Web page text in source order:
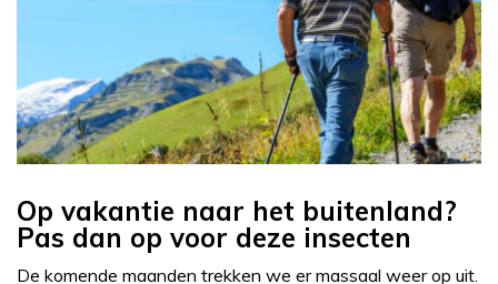
Op vakantie naar het buitenland?
Pas dan op voor deze insecten
De komende maanden trekken we er massaal weer op uit.